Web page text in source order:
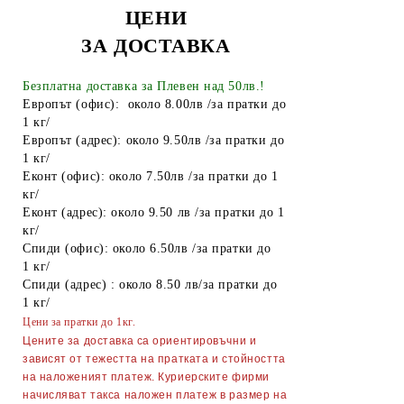
Найлонови торбички и пликове
Пликове за лед
Боя за яйца
Други
ТАБАКЕРИ
Запалки
Тенджери
украса
АКСЕСОАРИ ЗА КОСА
Гребени
ОГЛЕДАЛА
ЦЕНИ
ЗА ДОСТАВКА
Безплатна доставка за Плевен над 50лв.!
Европът (офис): около 8.00лв /за пратки до
1 кг/
Европът (адрес): около 9.50лв /за пратки до
1 кг/
Еконт (офис): около 7.50лв /за пратки до 1
кг/
Еконт (адрес): около 9.50 лв /за пратки до 1
кг/
Спиди (офис): около 6.50лв /за пратки до
1 кг/
Спиди (адрес) : около 8.50 лв/за пратки до
1 кг/
Цени за пратки до 1кг.
Цените за доставка са ориентировъчни и
зависят от тежестта на пратката и стойността
на наложеният платеж. Куриерските фирми
начисляват такса наложен платеж в размер на